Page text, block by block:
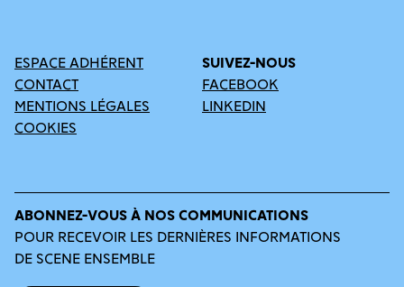
ESPACE ADHÉRENT
CONTACT
MENTIONS LÉGALES
COOKIES
SUIVEZ-NOUS
FACEBOOK
LINKEDIN
ABONNEZ-VOUS À NOS COMMUNICATIONS
POUR RECEVOIR LES DERNIÈRES INFORMATIONS
DE SCENE ENSEMBLE